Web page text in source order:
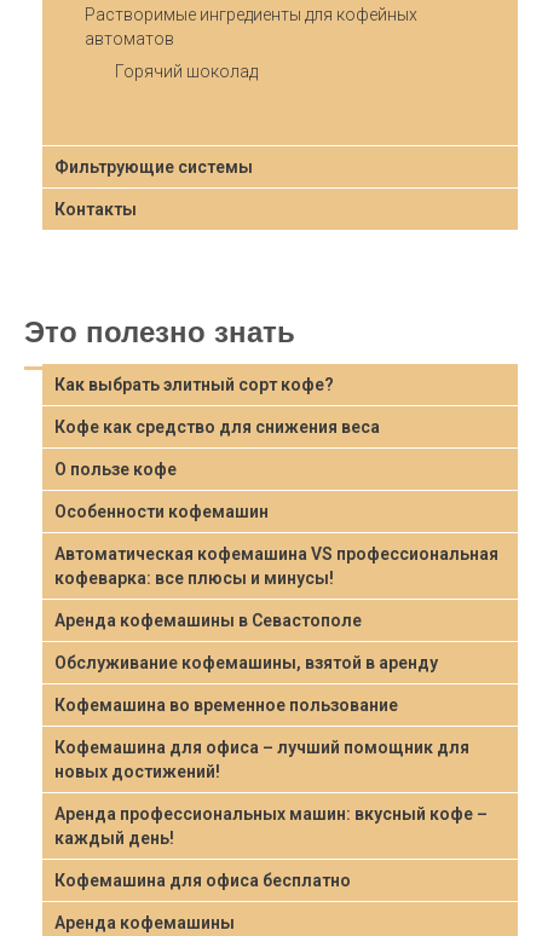
Растворимые ингредиенты для кофейных
автоматов
Горячий шоколад
Фильтрующие системы
Контакты
Это полезно знать
Как выбрать элитный сорт кофе?
Кофе как средство для снижения веса
О пользе кофе
Особенности кофемашин
Автоматическая кофемашина VS профессиональная
кофеварка: все плюсы и минусы!
Аренда кофемашины в Севастополе
Обслуживание кофемашины, взятой в аренду
Кофемашина во временное пользование
Кофемашина для офиса – лучший помощник для
новых достижений!
Аренда профессиональных машин: вкусный кофе –
каждый день!
Кофемашина для офиса бесплатно
Аренда кофемашины